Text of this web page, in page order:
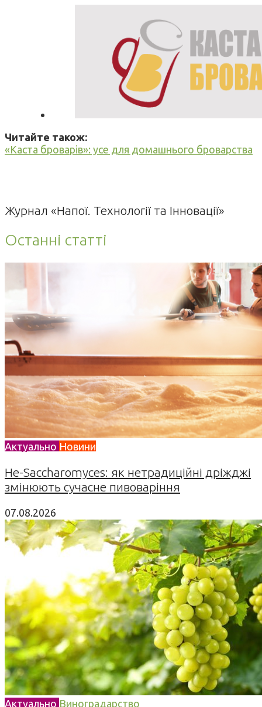
Читайте також:
«Каста броварів»: усе для домашнього броварства
Журнал «Напої. Технології та Інновації»
Останні статті
Актуально Новини
Не-Saccharomyces: як нетрадиційні дріжджі
змінюють сучасне пивоваріння
07.08.2026
Актуально Виноградарство